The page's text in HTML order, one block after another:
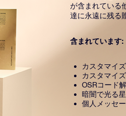
が含まれている
達に永遠に残る
含まれています:
カスタマイ
カスタマイ
OSRコード
暗闇で光る
個人メッセ